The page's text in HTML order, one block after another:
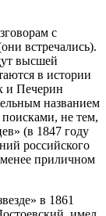
с
встречались).
высшей
в истории
и Печерин
названием
не тем,
(в 1847 году
российского
приличном
в 1861